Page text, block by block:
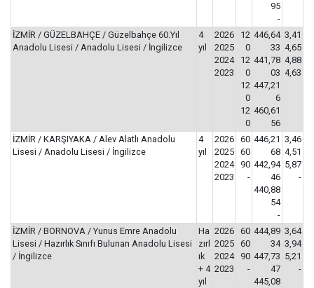
95
-
İZMİR / GÜZELBAHÇE / Güzelbahçe 60.Yıl
Anadolu Lisesi / Anadolu Lisesi / İngilizce
4
yıl
2026
2025
2024
2023
12
0
12
0
12
0
12
0
446,64
33
441,78
03
447,21
6
460,61
56
3,41
4,65
4,88
4,63
İZMİR / KARŞIYAKA / Alev Alatlı Anadolu
Lisesi / Anadolu Lisesi / İngilizce
4
yıl
2026
2025
2024
2023
60
60
90
-
446,21
68
442,94
46
440,88
54
-
3,46
4,51
5,87
-
İZMİR / BORNOVA / Yunus Emre Anadolu
Lisesi / Hazırlık Sınıfı Bulunan Anadolu Lisesi
/ İngilizce
Ha
zırl
ık
+ 4
yıl
2026
2025
2024
2023
60
60
90
-
444,89
34
447,73
47
445,08
3,64
3,94
5,21
-